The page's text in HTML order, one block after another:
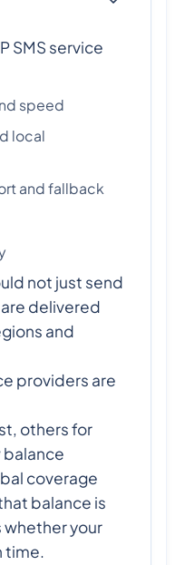
SMS service
speed
local
and fallback
not just send
delivered
and
providers are
others for
coverage
balance is
your
time.